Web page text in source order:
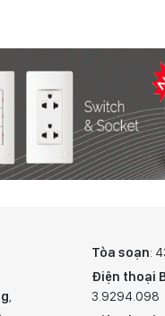
,
Tòa soạn:
Điện thoại
3.9294.098